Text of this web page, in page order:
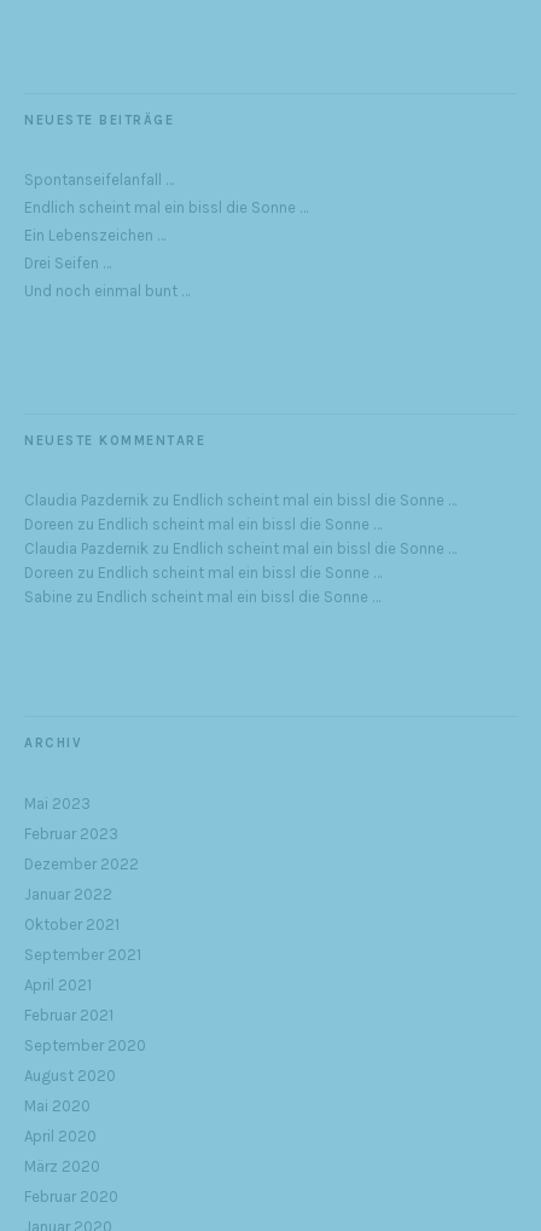
NEUESTE BEITRÄGE
Spontanseifelanfall …
Endlich scheint mal ein bissl die Sonne …
Ein Lebenszeichen …
Drei Seifen …
Und noch einmal bunt …
NEUESTE KOMMENTARE
Claudia Pazdernik zu Endlich scheint mal ein bissl die Sonne …
Doreen zu Endlich scheint mal ein bissl die Sonne …
Claudia Pazdernik zu Endlich scheint mal ein bissl die Sonne …
Doreen zu Endlich scheint mal ein bissl die Sonne …
Sabine zu Endlich scheint mal ein bissl die Sonne …
ARCHIV
Mai 2023
Februar 2023
Dezember 2022
Januar 2022
Oktober 2021
September 2021
April 2021
Februar 2021
September 2020
August 2020
Mai 2020
April 2020
März 2020
Februar 2020
Januar 2020